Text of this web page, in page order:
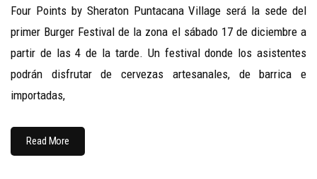
Four Points by Sheraton Puntacana Village será la sede del
primer Burger Festival de la zona el sábado 17 de diciembre a
partir de las 4 de la tarde. Un festival donde los asistentes
podrán disfrutar de cervezas artesanales, de barrica e
importadas,
Read More